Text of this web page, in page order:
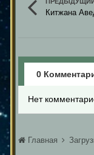
Китжана
0
Нет
Главная